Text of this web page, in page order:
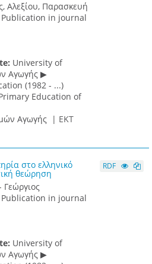
Αλεξίου, Παρασκευή
in journal
University of
Αγωγής ▶
(1982 - ...)
Education of
Αγωγής | ΕΚΤ
στο ελληνικό
θεώρηση
in journal
University of
Αγωγής ▶
RDF